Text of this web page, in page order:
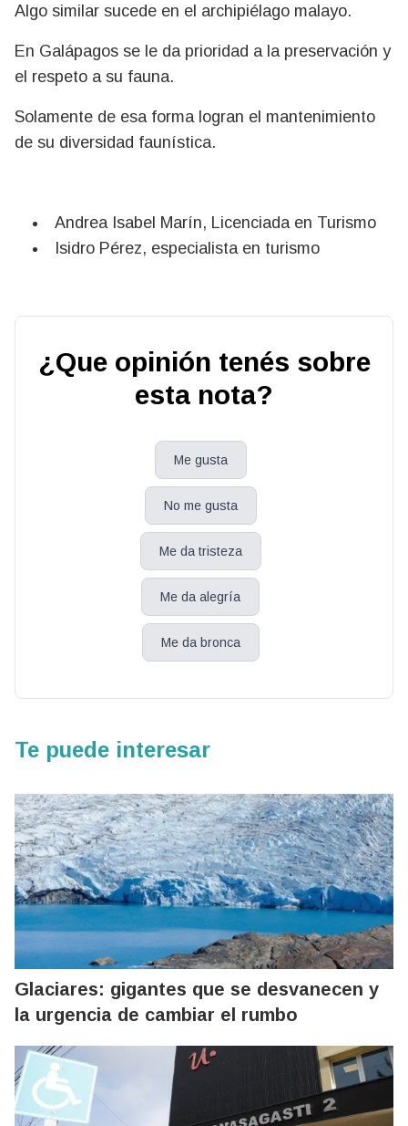
Algo similar sucede en el archipiélago malayo.
En Galápagos se le da prioridad a la preservación y
el respeto a su fauna.
Solamente de esa forma logran el mantenimiento
de su diversidad faunística.
Andrea Isabel Marín, Licenciada en Turismo
Isidro Pérez, especialista en turismo
¿Que opinión tenés sobre
esta nota?
Me gusta
No me gusta
Me da tristeza
Me da alegría
Me da bronca
Te puede interesar
Glaciares: gigantes que se desvanecen y
la urgencia de cambiar el rumbo